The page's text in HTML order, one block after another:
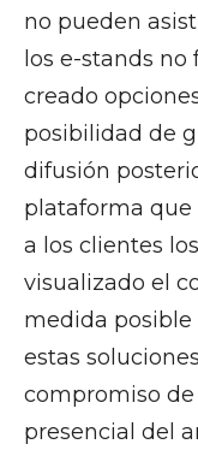
no pueden
los e-stands
creado
posibilidad de
difusión
plataforma
a los clientes
visualizado el
medida posible
estas
compromiso
presencial del